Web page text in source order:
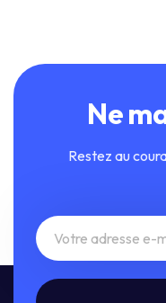
Ne
Restez au